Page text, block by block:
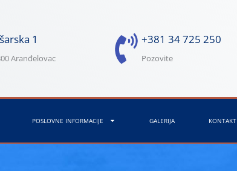
1
Aranđelovac
+381 34 725 250
Pozovite
POSLOVNE INFORMACIJE GALERIJA KONTAKT